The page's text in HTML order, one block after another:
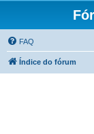
FAQ
Índice do fórum